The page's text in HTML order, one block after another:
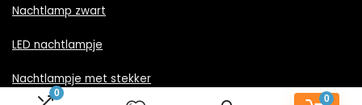
0
0
Nachtlamp zwart
LED nachtlampje
Nachtlampje met stekker